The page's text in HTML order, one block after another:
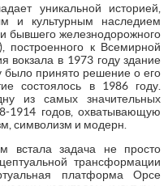
уникальной историей,
и культурным наследием
бывшего железнодорожного
построенного к Всемирной
вокзала в 1973 году здание
было принято решение о его
состоялось в 1986 году.
из самых значительных
1914 годов, охватывающую
символизм и модерн.
встала задача не просто
трансформации
платформа Орсе